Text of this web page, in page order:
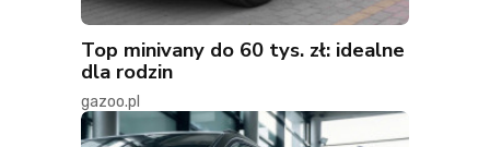
Top minivany do 60 tys. zł: idealne
dla rodzin
gazoo.pl